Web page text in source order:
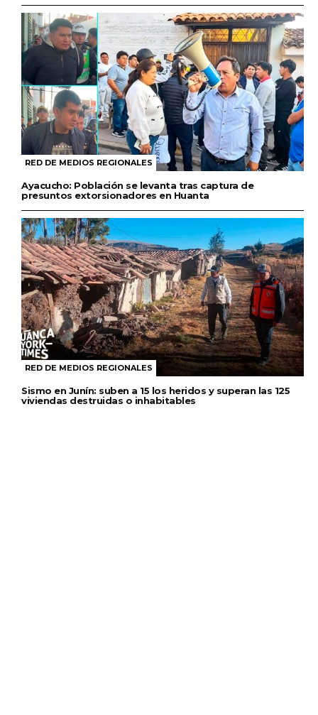
RED DE MEDIOS REGIONALES
Ayacucho: Población se levanta tras captura de
presuntos extorsionadores en Huanta
RED DE MEDIOS REGIONALES
Sismo en Junín: suben a 15 los heridos y superan las 125
viviendas destruidas o inhabitables